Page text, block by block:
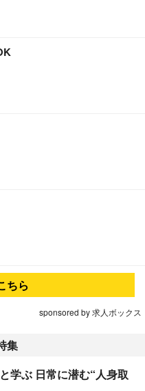
ちら
sponsored by 求人ボックス
集
学ぶ 日常に潜む“人身取